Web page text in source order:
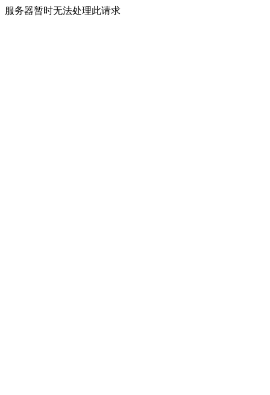
服务器暂时无法处理此请求